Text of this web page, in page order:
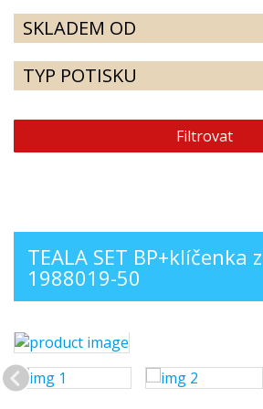
SKLADEM OD
TYP POTISKU
Filtrovat
TEALA SET BP+klíčenka
1988019-50